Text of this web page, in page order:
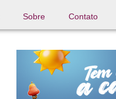
Sobre Contato